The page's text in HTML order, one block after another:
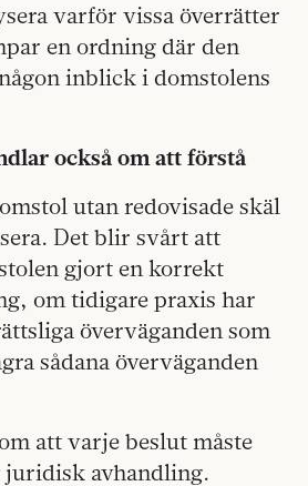
varför vissa överrätter
en ordning där den
inblick i domstolens
också om att förstå
utan redovisade skäl
Det blir svårt att
gjort en korrekt
om tidigare praxis har
överväganden som
sådana överväganden
att varje beslut måste
juridisk avhandling.